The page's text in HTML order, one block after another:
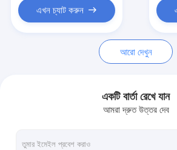
সব ক্ষেত্রেই
উচ্চ গতির সেন্ট্রিফুগাল স্প্রে ড্রায়ার
মাইক্রোওয়েভ ভ্যাকুয়াম ড্রায়ার
প্রেসার স্প্রে ড্রায়ার
এখন চ্যাট করুন
আরো দেখুন
একটি বার্তা রেখে যান
আমরা দ্রুত উত্তর দেব